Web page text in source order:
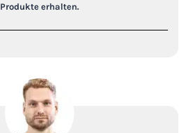
Produkte erhalten.